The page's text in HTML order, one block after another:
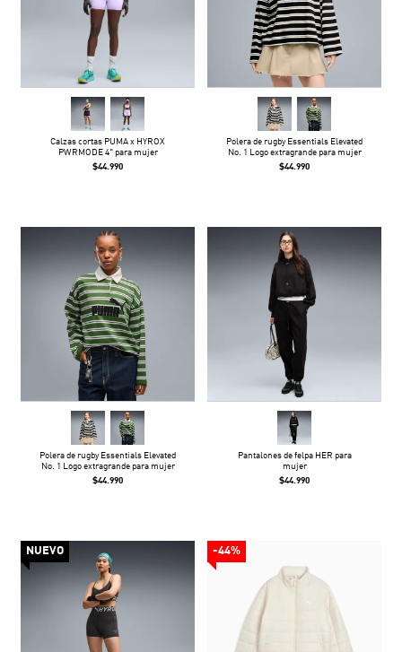
Calzas cortas PUMA x HYROX
PWRMODE 4" para mujer
$44.990
Polera de rugby Essentials Elevated
No. 1 Logo extragrande para mujer
$44.990
Polera de rugby Essentials Elevated
No. 1 Logo extragrande para mujer
$44.990
Pantalones de felpa HER para
mujer
$44.990
NUEVO -44%